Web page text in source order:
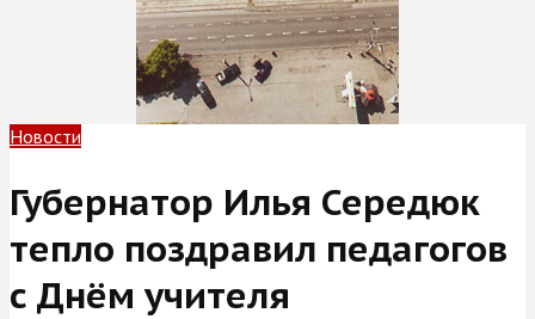
Новости
Губернатор Илья Середюк
тепло поздравил педагогов
с Днём учителя